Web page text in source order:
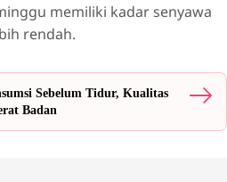
memiliki kadar senyawa
rendah.
Sebelum Tidur, Kualitas
Badan